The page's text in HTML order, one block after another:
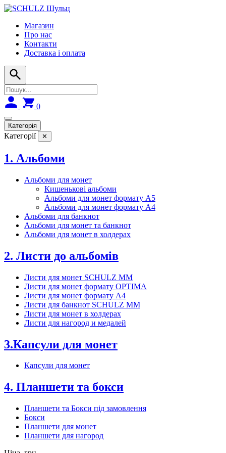
Skip
navigationМагазин
Про нас
Контакти
Доставка і оплата
0
Категорія
Категорії ✕
1. Альбоми
Альбоми для монет
Кишенькові альбоми
Альбоми для монет формату А5
Альбоми для монет формату А4
Альбоми для банкнот
Альбоми для монет та банкнот
Альбоми для монет в холдерах
2. Листи до альбомів
Листи для монет SCHULZ MM
Листи для монет формату OPTIMA
Листи для монет формату А4
Листи для банкнот SCHULZ MM
Листи для монет в холдерах
Листи для нагород и медалей
3.Капсули для монет
Капсули для монет
4. Планшети та бокси
Планшети та Бокси під замовлення
Бокси
Планшети для монет
Планшети для нагород